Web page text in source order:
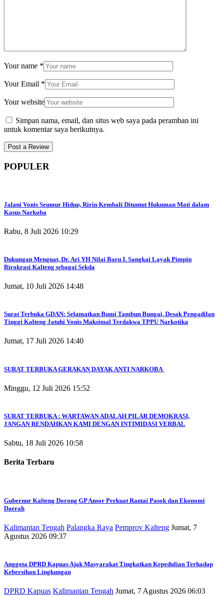
Your name *
Your Email *
Your website
Simpan nama, email, dan situs web saya pada peramban ini
untuk komentar saya berikutnya.
POPULER
Jalani Vonis Seumur Hidup, Ririn Kembali Dituntut Hukuman Mati dalam
Kasus Narkoba
Rabu, 8 Juli 2026 10:29
Dukungan Menguat, Dr. Ari YH Nilai Baru I. Sangkai Layak Pimpin
Birokrasi Kalteng sebagai Sekda
Jumat, 10 Juli 2026 14:48
Surat Terbuka GDAN: Selamatkan Bumi Tambun Bungai, Desak Pengadilan
Tinggi Kalteng Jatuhi Vonis Maksimal Terdakwa TPPU Narkotika
Jumat, 17 Juli 2026 14:40
SURAT TERBUKA GERAKAN DAYAK ANTI NARKOBA
Minggu, 12 Juli 2026 15:52
SURAT TERBUKA : WARTAWAN ADALAH PILAR DEMOKRASI,
JANGAN RENDAHKAN KAMI DENGAN INTIMIDASI VERBAL
Sabtu, 18 Juli 2026 10:58
Berita Terbaru
Gubernur Kalteng Dorong GP Ansor Perkuat Rantai Pasok dan Ekonomi
Daerah
Kalimantan Tengah Palangka Raya Pemprov Kalteng Jumat, 7
Agustus 2026 09:37
Anggota DPRD Kapuas Ajak Masyarakat Tingkatkan Kepedulian Terhadap
Kebersihan Lingkungan
DPRD Kapuas Kalimantan Tengah Jumat, 7 Agustus 2026 06:03